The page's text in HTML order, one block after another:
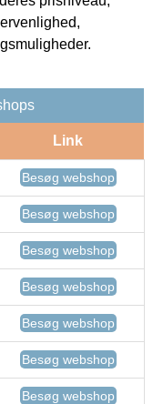
Link
Besøg webshop
Besøg webshop
Besøg webshop
Besøg webshop
Besøg webshop
Besøg webshop
Besøg webshop